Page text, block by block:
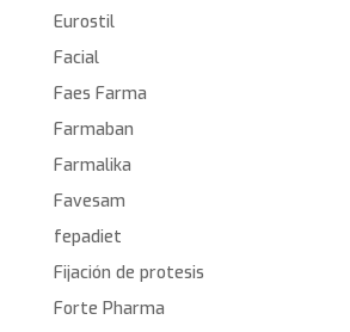
Eurostil
Facial
Faes Farma
Farmaban
Farmalika
Favesam
fepadiet
Fijación de protesis
Forte Pharma